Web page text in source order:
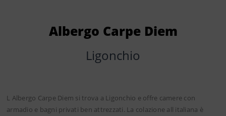
Albergo Carpe Diem
Ligonchio
L Albergo Carpe Diem si trova a Ligonchio e offre camere con
armadio e bagni privati ben attrezzati. La colazione all italiana è